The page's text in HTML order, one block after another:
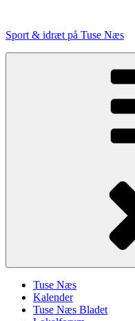
indhold
Sport & idræt på Tuse Næs
Tuse Næs
Kalender
Tuse Næs Bladet